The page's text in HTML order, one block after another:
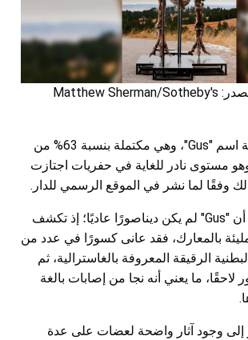
أُطلق على الحفرية اسم "Gus"، وهي مكتملة بنسبة 63% من
مستوى نادر للغاية في حفريات اجتازت
وفقًا لما نشر في الموقع الرسمي للدار.
والأكثر لفتًا للنظر أن "Gus" لم يكن ديناصورًا عاديًا؛ إذ تكشف
بالمعارك، فقد عانى كسورًا في عدد من
الرقيقة المعروفة بالغاسترالية، ثم
لاحقًا، ما يعني أنه نجا من إصابات بالغة
إلى وجود آثار واضحة لعضات على عدة